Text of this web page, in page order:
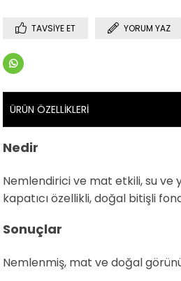
TAVSIYE ET YORUM YAZ
ÜRÜN ÖZELLIKLERI
Nedir
Nemlendirici ve mat etkili, su ve
kapatıcı özellikli, doğal bitişli
Sonuçlar
Nemlenmiş, mat ve doğal